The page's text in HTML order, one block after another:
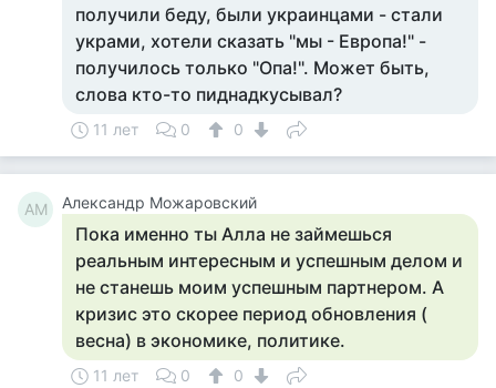
получили беду, были украинцами - стали
украми, хотели сказать "мы - Европа!" -
получилось только "Опа!". Может быть,
слова кто-то пиднадкусывал?
11 лет 0 0
АМ Александр Можаровский
Пока именно ты Алла не займешься
реальным интересным и успешным делом и
не станешь моим успешным партнером. А
кризис это скорее период обновления (
весна) в экономике, политике.
11 лет 0 0